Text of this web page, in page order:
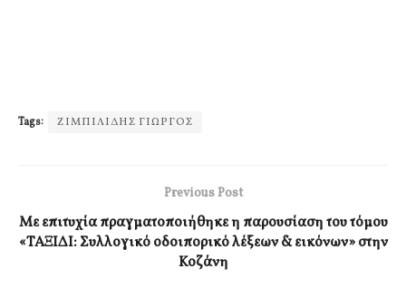
Tags: ΖΙΜΠΙΛΙΔΗΣ ΓΙΩΡΓΟΣ
Previous Post
Με επιτυχία πραγματοποιήθηκε η παρουσίαση του τόμου
«ΤΑΞΙΔΙ: Συλλογικό οδοιπορικό λέξεων & εικόνων» στην
Κοζάνη